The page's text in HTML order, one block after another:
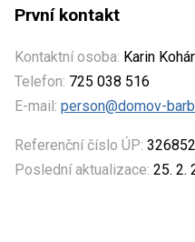
První kontakt
Kontaktní osoba: Karin
Telefon: 725 038 516
E-mail: person@domov-
Referenční číslo ÚP:
Poslední aktualizace: 25. 2.